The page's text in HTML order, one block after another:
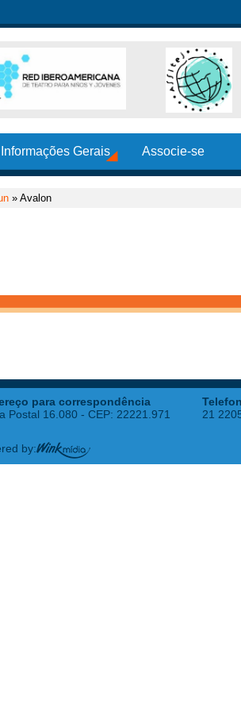
Informações Gerais Associe-se
» Avalon
para correspondência
Postal 16.080 - CEP: 22221.971
21
by: